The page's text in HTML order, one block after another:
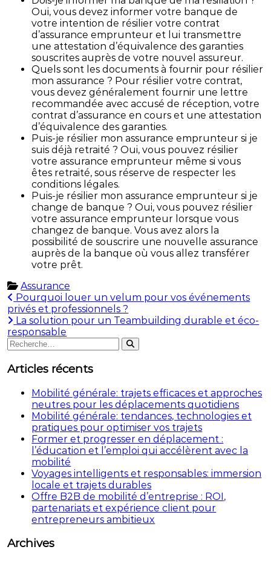
Oui, vous devez informer votre banque de
votre intention de résilier votre contrat
d’assurance emprunteur et lui transmettre
une attestation d’équivalence des garanties
souscrites auprès de votre nouvel assureur.
Quels sont les documents à fournir pour résilier
mon assurance ? Pour résilier votre contrat,
vous devez généralement fournir une lettre
recommandée avec accusé de réception, votre
contrat d’assurance en cours et une attestation
d’équivalence des garanties.
Puis-je résilier mon assurance emprunteur si je
suis déjà retraité ? Oui, vous pouvez résilier
votre assurance emprunteur même si vous
êtes retraité, sous réserve de respecter les
conditions légales.
Puis-je résilier mon assurance emprunteur si je
change de banque ? Oui, vous pouvez résilier
votre assurance emprunteur lorsque vous
changez de banque. Vous avez alors la
possibilité de souscrire une nouvelle assurance
auprès de la banque où vous allez transférer
votre prêt.
Assurance
Navigation
de
l’article
Pourquoi louer un velum pour vos événements
privés et professionnels ?
La solution pour un Teambuilding durable et éco-
responsable
Rechercher
Rechercher
Articles récents
Mobilité générale: trajets efficaces et approches
neutres pour les déplacements quotidiens
Mobilité générale: tendances, technologies et
pratiques pour optimiser vos trajets
Former et progresser en déplacement :
l’éducation et l’emploi qui accélèrent avec la
mobilité
Voyages intelligents et responsables: immersion
locale et trajets durables
Offre B2B de mobilité d’entreprise : ROI,
partenariats et expérience client pour
entrepreneurs ambitieux
Archives